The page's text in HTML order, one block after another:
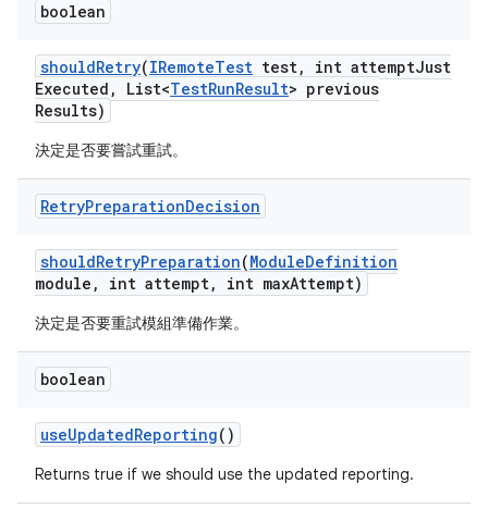
boolean
shouldRetry(IRemoteTest test, int attemptJust
Executed , List<TestRunResult> previous
Results)
決定是否要嘗試重試。
RetryPreparationDecision
shouldRetryPreparation(ModuleDefinition
module , int attempt, int maxAttempt)
決定是否要重試模組準備作業。
boolean
useUpdatedReporting()
Returns true if we should use the updated reporting.